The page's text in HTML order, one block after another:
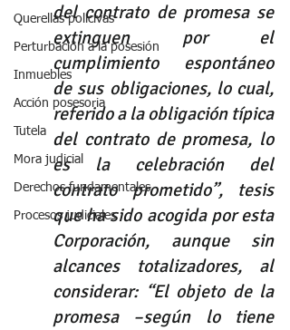
Querellas policivas
Perturbación a la posesión
Inmuebles
Acción posesoria
Tutela
Mora judicial
Derechos fundamentales
Procesos judiciales
del contrato de promesa se
extinguen por el
cumplimiento espontáneo
de sus obligaciones, lo cual,
referido a la obligación típica
del contrato de promesa, lo
es la celebración del
contrato prometido”, tesis
que ha sido acogida por esta
Corporación, aunque sin
alcances totalizadores, al
considerar: “El objeto de la
promesa –según lo tiene